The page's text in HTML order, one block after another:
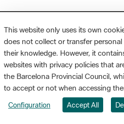
This website only uses its own
does not collect or transfer
their knowledge. However, it
websites with privacy policies that
the Barcelona Provincial Council,
to accept or not when accessing
Configuration Accept All